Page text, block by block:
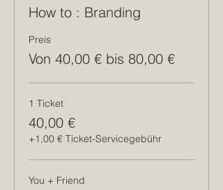
How to : Branding
Preis
Von 40,00 € bis 80,00 €
1 Ticket
40,00 €
+1,00 € Ticket-Servicegebühr
You + Friend